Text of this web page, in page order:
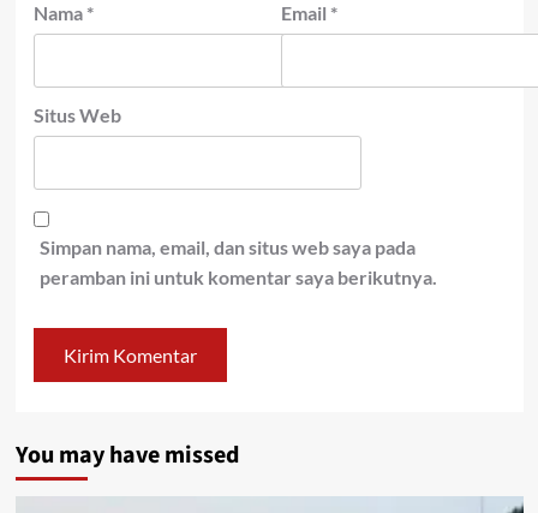
Nama * Email *
Situs Web
Simpan nama, email, dan situs web saya pada
peramban ini untuk komentar saya berikutnya.
You may have missed